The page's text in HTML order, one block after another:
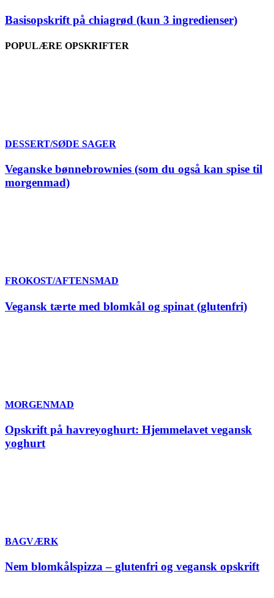
Basisopskrift på chiagrød (kun 3 ingredienser)
POPULÆRE OPSKRIFTER
DESSERT/SØDE SAGER
Veganske bønnebrownies (som du også kan spise til
morgenmad)
FROKOST/AFTENSMAD
Vegansk tærte med blomkål og spinat (glutenfri)
MORGENMAD
Opskrift på havreyoghurt: Hjemmelavet vegansk
yoghurt
BAGVÆRK
Nem blomkålspizza – glutenfri og vegansk opskrift